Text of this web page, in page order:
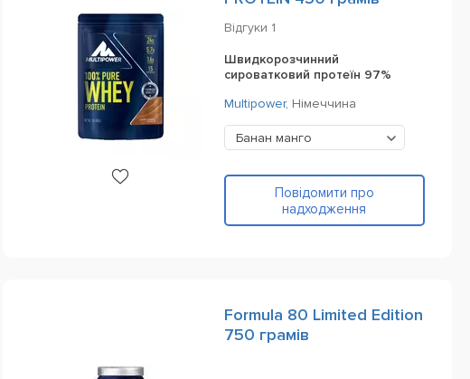
Відгуки 1
Швидкорозчинний
сироватковий протеїн 97%
Multipower, Німеччина
Банан манго
Повідомити про
надходження
Formula 80 Limited Edition
750 грамів